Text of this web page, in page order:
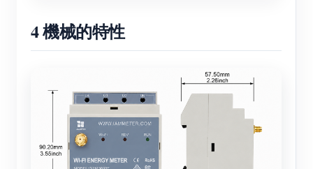
4 機械的特性